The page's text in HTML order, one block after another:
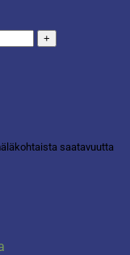
saatavuutta